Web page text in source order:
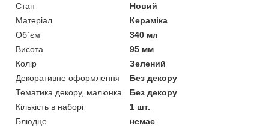
Стан
Новий
Матеріал
Кераміка
Об`єм
340 мл
Висота
95 мм
Колір
Зелений
Декоративне оформлення
Без декору
Тематика декору, малюнка
Без декору
Кількість в наборі
1 шт.
Блюдце
немає